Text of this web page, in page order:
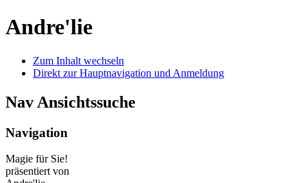
Andre'lie
Zum Inhalt wechseln
Direkt zur Hauptnavigation und Anmeldung
Nav Ansichtssuche
Navigation
Magie für Sie!
präsentiert von